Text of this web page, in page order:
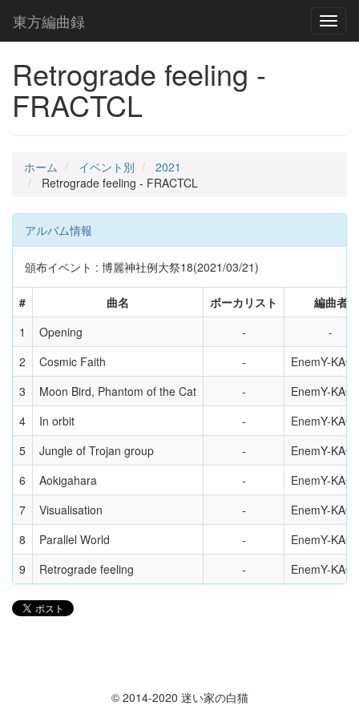
東方編曲録
Retrograde feeling -
FRACTCL
ホーム イベント別
2021
Retrograde feeling - FRACTCL
アルバム情報
頒布イベント : 博麗神社例大祭18(2021/03/21)
# 曲名 ボーカリスト
編曲者
1
Opening
2
Cosmic Faith
EnemY-
3
Moon Bird, Phantom of the Cat
EnemY-
4
In orbit
EnemY-
5
Jungle of Trojan group
EnemY-
6
Aokigahara
EnemY-
7
Visualisation
EnemY-
8
Parallel World
EnemY-
9
Retrograde feeling EnemY-
© 2014-2020 迷い家の白猫